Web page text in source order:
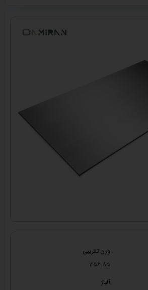
وزن تقریبی
356.85
آلیاژ